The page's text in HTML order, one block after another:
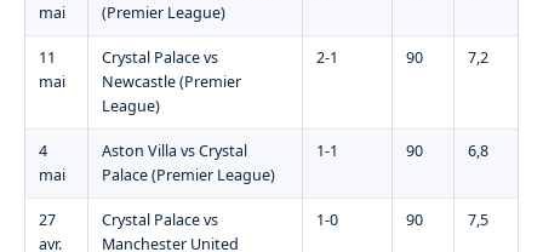
mai
(Premier League)
11
mai
Crystal Palace vs
Newcastle (Premier
League)
2-1 90 7,2
4
mai
Aston Villa vs Crystal
Palace (Premier League)
1-1 90 6,8
27
avr.
Crystal Palace vs
Manchester United
1-0 90 7,5